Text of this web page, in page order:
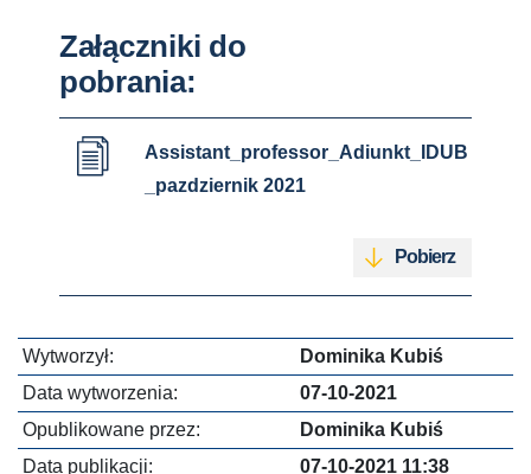
Załączniki do
pobrania:
Assistant_professor_Adiunkt_IDUB
_pazdziernik 2021
Pobierz
Wytworzył:
Dominika Kubiś
Data wytworzenia:
07-10-2021
Opublikowane przez:
Dominika Kubiś
Data publikacji:
07-10-2021 11:38